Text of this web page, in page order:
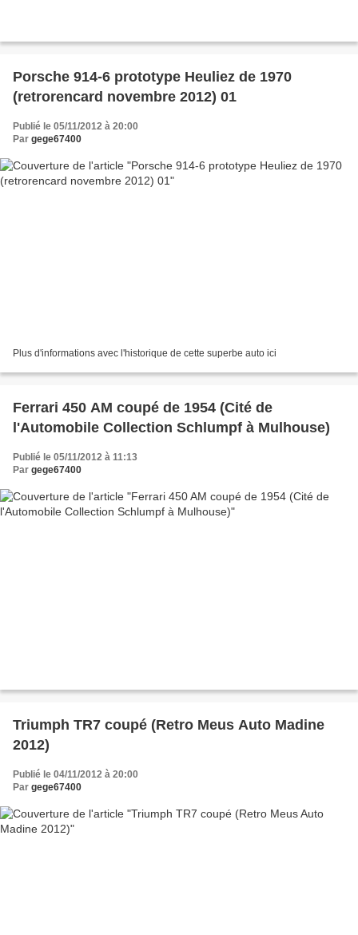
Porsche 914-6 prototype Heuliez de 1970
(retrorencard novembre 2012) 01
Publié le 05/11/2012 à 20:00
Par gege67400
Plus d'informations avec l'historique de cette superbe auto ici
Ferrari 450 AM coupé de 1954 (Cité de
l'Automobile Collection Schlumpf à Mulhouse)
Publié le 05/11/2012 à 11:13
Par gege67400
Triumph TR7 coupé (Retro Meus Auto Madine
2012)
Publié le 04/11/2012 à 20:00
Par gege67400